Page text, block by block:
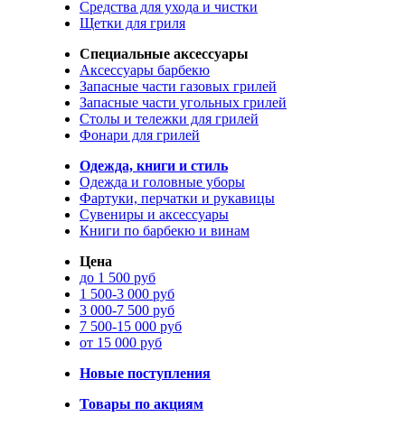
Средства для ухода и чистки
Щетки для гриля
Специальные аксессуары
Аксессуары барбекю
Запасные части газовых грилей
Запасные части угольных грилей
Столы и тележки для грилей
Фонари для грилей
Одежда, книги и стиль
Одежда и головные уборы
Фартуки, перчатки и рукавицы
Сувениры и аксессуары
Книги по барбекю и винам
Цена
до 1 500 руб
1 500-3 000 руб
3 000-7 500 руб
7 500-15 000 руб
от 15 000 руб
Новые поступления
Товары по акциям